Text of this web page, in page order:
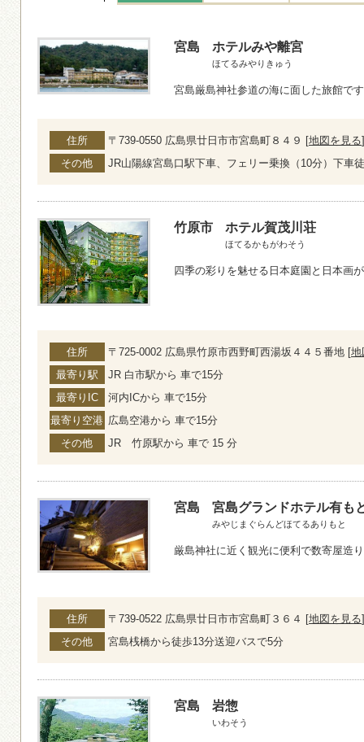
宮島 ホテルみや離宮
ほてるみやりきゅう
宮島厳島神社参道の海に面した旅館で
住所 〒739-0550 広島県廿日市市宮島町８４９ [地図を見る]
その他
JR山陽線宮島口駅下車、フェリー乗換（10分）下車
竹原市 ホテル賀茂川荘
ほてるかもがわそう
四季の彩りを魅せる日本庭園と日本画
住所 〒725-0002 広島県竹原市西野町西湯坂４４５番地 [地
最寄り駅
JR 白市駅から 車で15分
最寄りIC
河内ICから 車で15分
最寄り空港 広島空港から 車で15分
その他
JR 竹原駅から 車で 15 分
宮島 宮島グランドホテル有も
みやじまぐらんどほてるありもと
厳島神社に近く観光に便利で数寄屋造
住所 〒739-0522 広島県廿日市市宮島町３６４ [地図を見る]
その他
宮島桟橋から徒歩13分送迎バスで5分
宮島 岩惣
いわそう